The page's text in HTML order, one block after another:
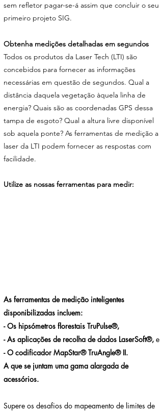
sem refletor pagar-se-á assim que concluir o seu
primeiro projeto SIG.
Obtenha medições detalhadas em segundos
Todos os produtos da Laser Tech (LTI) são
concebidos para fornecer as informações
necessárias em questão de segundos. Qual a
distância daquela vegetação àquela linha de
energia? Quais são as coordenadas GPS dessa
tampa de esgoto? Qual a altura livre disponível
sob aquela ponte? As ferramentas de medição a
laser da LTI podem fornecer as respostas com
facilidade.
Utilize as nossas ferramentas para medir:
As ferramentas de medição inteligentes
disponibilizadas incluem:
- Os hipsómetros florestais TruPulse®,
- As aplicações de recolha de dados LaserSoft®, e
- O codificador MapStar® TruAngle® II.
A que se juntam uma gama alargada de
acessórios.
Supere os desafios do mapeamento de limites de